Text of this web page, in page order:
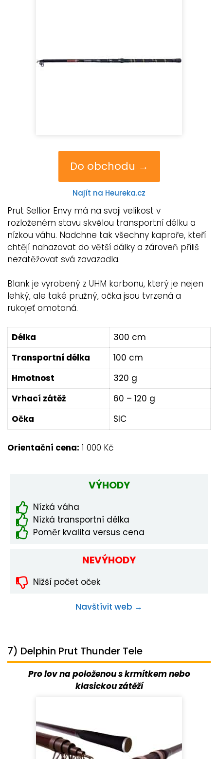
Do obchodu →
Najít na Heureka.cz
Prut Sellior Envy má na svoji velikost v
rozloženém stavu skvělou transportní délku a
nízkou váhu. Nadchne tak všechny kapraře, kteří
chtějí nahazovat do větší dálky a zároveň příliš
nezatěžovat svá zavazadla.
Blank je vyrobený z UHM karbonu, který je nejen
lehký, ale také pružný, očka jsou tvrzená a
rukojeť omotaná.
Délka
300 cm
Transportní délka
100 cm
Hmotnost
320 g
Vrhací zátěž
60 – 120 g
Očka
SIC
Orientační cena: 1 000 Kč
VÝHODY
Nízká váha
Nízká transportní délka
Poměr kvalita versus cena
NEVÝHODY
Nižší počet oček
Navštívit web →
7) Delphin Prut Thunder Tele
Pro lov na položenou s krmítkem nebo
klasickou zátěží